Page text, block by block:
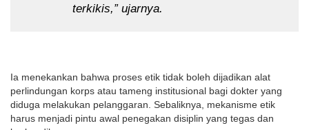
terkikis,” ujarnya.
Ia menekankan bahwa proses etik tidak boleh dijadikan alat
perlindungan korps atau tameng institusional bagi dokter yang
diduga melakukan pelanggaran. Sebaliknya, mekanisme etik
harus menjadi pintu awal penegakan disiplin yang tegas dan